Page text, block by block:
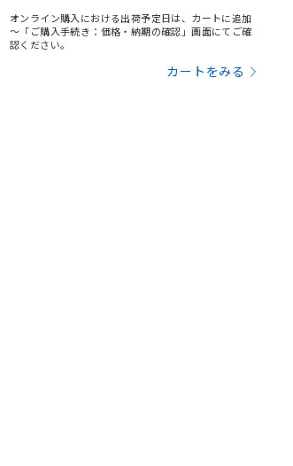
オンライン購入における出荷予定日は、カートに追加
～「ご購入手続き：価格・納期の確認」画面にてご確
認ください。
カートをみる